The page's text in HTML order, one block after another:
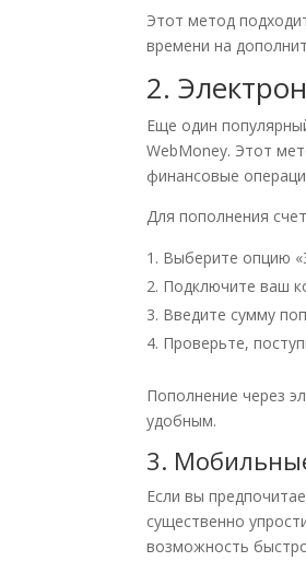
Этот метод
времени на
2.
Еще один
WebMoney. Этот
финансовые
Для пополнения
Выберите опцию
Подключите ваш
Введите сумму
Проверьте,
Пополнение через
удобным.
3.
Если вы
существенно
возможность